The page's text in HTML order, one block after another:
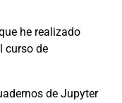
he realizado
curso de
de Jupyter